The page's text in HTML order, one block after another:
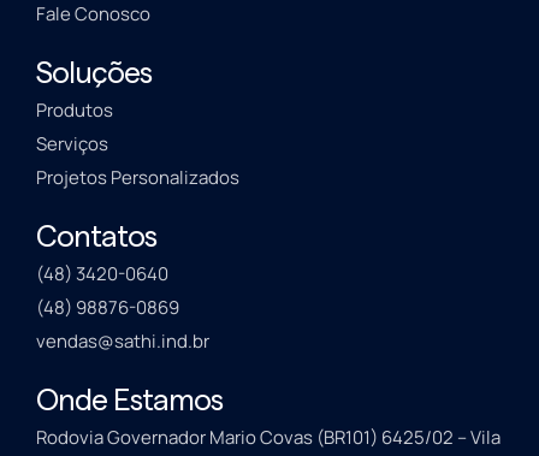
Fale Conosco
Soluções
Produtos
Serviços
Projetos Personalizados
Contatos
(48) 3420-0640
(48) 98876-0869
vendas@sathi.ind.br
Onde Estamos
Rodovia Governador Mario Covas (BR101) 6425/02 – Vila